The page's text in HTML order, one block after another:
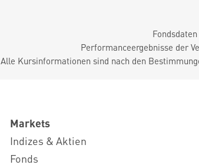
Performanceergebnisse der
Alle Kursinformationen sind nach den
Markets
Indizes & Aktien
Fonds